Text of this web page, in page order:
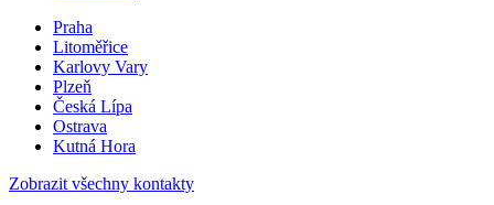
Praha
Litoměřice
Karlovy Vary
Plzeň
Česká Lípa
Ostrava
Kutná Hora
Zobrazit všechny kontakty